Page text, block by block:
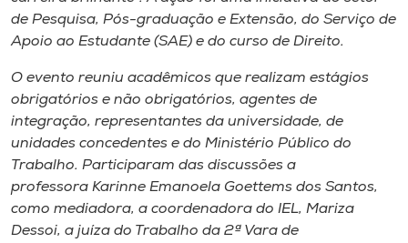
Selecione
o idioma
de Pesquisa, Pós-graduação e Extensão, do Serviço de
Apoio ao Estudante (SAE) e do curso de Direito.
O evento reuniu acadêmicos que realizam estágios
obrigatórios e não obrigatórios, agentes de
integração, representantes da universidade, de
unidades concedentes e do Ministério Público do
Trabalho. Participaram das discussões a
professora Karinne Emanoela Goettems dos Santos,
como mediadora, a coordenadora do IEL, Mariza
Dessoi, a juíza do Trabalho da 2ª Vara de